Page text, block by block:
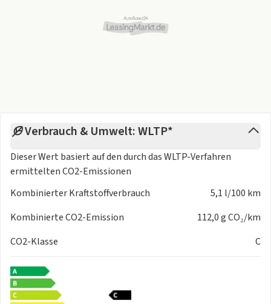
Verbrauch & Umwelt: WLTP*
Dieser Wert basiert auf den durch dasWLTP-Verfahren
ermittelten CO2-Emissionen
Kombinierter Kraftstoffverbrauch
5,1 l/100 km
Kombinierte CO2-Emission
112,0 g CO₂/km
CO2-Klasse
C